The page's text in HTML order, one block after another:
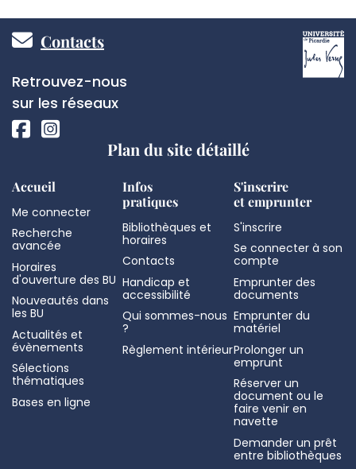
Pied
de
page
Contacts
Réseaux
sociaux
Retrouvez-nous
sur les réseaux
Plan du site détaillé
Accueil
Me connecter
Recherche
avancée
Horaires
d'ouverture des BU
Nouveautés dans
les BU
Actualités et
évènements
Sélections
thématiques
Bases en ligne
Infos
pratiques
Bibliothèques et
horaires
Contacts
Handicap et
accessibilité
Qui sommes-nous
?
Règlement intérieur
S'inscrire
et emprunter
S'inscrire
Se connecter à son
compte
Emprunter des
documents
Emprunter du
matériel
Prolonger un
emprunt
Réserver un
document ou le
faire venir en
navette
Demander un prêt
entre bibliothèques